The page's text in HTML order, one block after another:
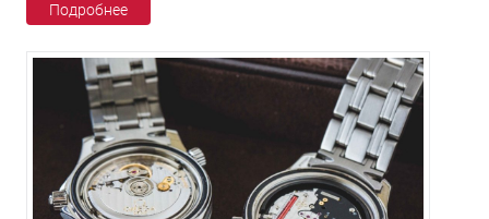
Подробнее